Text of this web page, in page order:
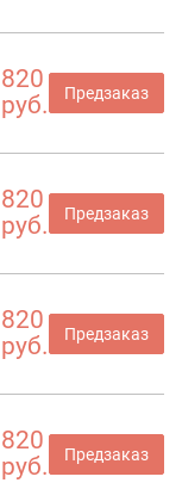
820
руб.
Предзаказ
820
руб.
Предзаказ
820
руб.
Предзаказ
820
руб.
Предзаказ